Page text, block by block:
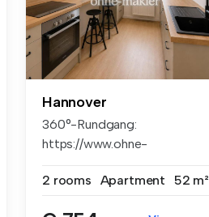
Hannover
360°-Rundgang:
https://www.ohne-
2 rooms
Apartment 52 m²